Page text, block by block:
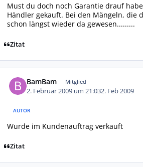
Must du doch noch Garantie drauf
Händler gekauft. Bei den Mängeln, die
schon längst wieder da gewesen.........
Zitat
BamBam Mitglied
2. Februar 2009 um 21:032. Feb 2009
AUTOR
Wurde im Kundenauftrag verkauft
Zitat